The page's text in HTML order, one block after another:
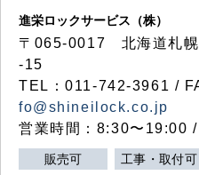
進栄ロックサービス（株）
〒065-0017 北海道札幌
-15
TEL：011-742-3961 /
fo@shineilock.co.jp
営業時間：8:30〜19:00 /
販売可 工事・取付可